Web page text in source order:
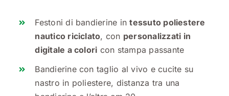
Festoni di bandierine intessuto poliestere
nautico riciclato, con personalizzati in
digitale a colori con stampa passante
Bandierine con taglio al vivo e cucite su
nastro in poliestere, distanza tra una